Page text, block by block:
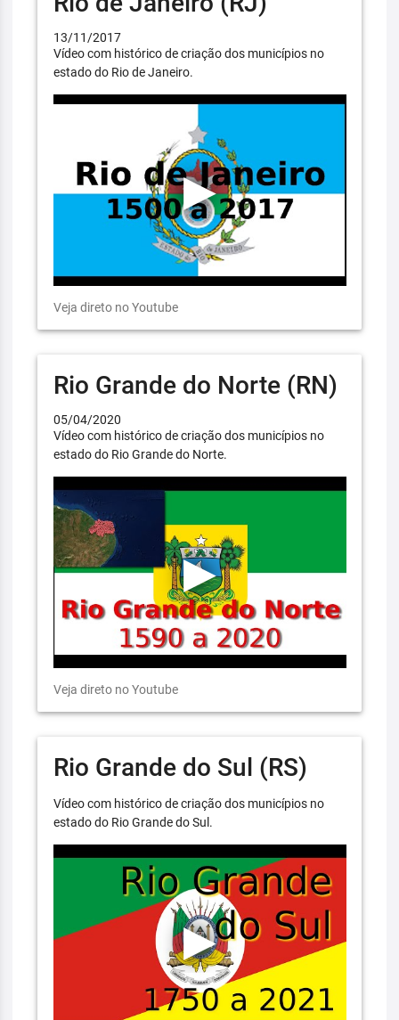
13/11/2017
Vídeo com histórico de criação dos municípios no
estado do Rio de Janeiro.
Veja direto no Youtube
Rio Grande do Norte (RN)
05/04/2020
Vídeo com histórico de criação dos municípios no
estado do Rio Grande do Norte.
Veja direto no Youtube
Rio Grande do Sul (RS)
Vídeo com histórico de criação dos municípios no
estado do Rio Grande do Sul.